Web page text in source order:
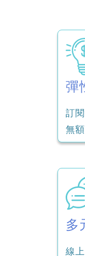
彈
訂
無
多
線